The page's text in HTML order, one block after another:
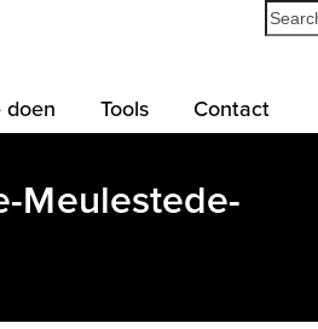
Search
doen Tools Contact
Meulestede-